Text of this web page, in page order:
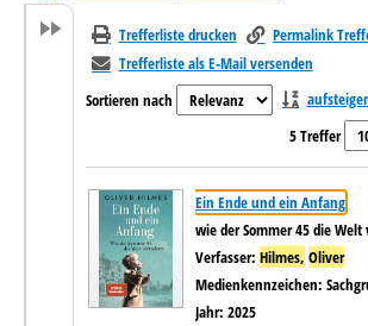
Trefferliste drucken
Permalink
Trefferliste als E-Mail versenden
Sortieren nach
5 Treffer
Suchergebnis
Zu den Suchfiltern springen
Ein Ende und ein Anfang
wie der Sommer 45 die
Verfasser: Hilmes, Oliver
Medienkennzeichen:
Jahr: 2025